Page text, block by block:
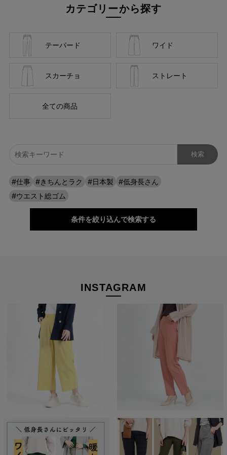
「脚、きれいになった？」と言われるテーパ
裾にかけてシュッと細くなるラインが、脚をまっすぐキレイに見
せてくれる。体型カバーも叶えながら、軽快な印象をプラスしま
カテゴリーから探す
テーパード ワイド
スカーチョ ストレート
全ての商品
#仕事 #きちんとラク #日本製
#低身長さん
#ウエスト総ゴム
条件を絞り込んで検索する
INSTAGRAM